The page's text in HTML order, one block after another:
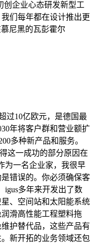
创企业心态研发新型工
们每年都在设计推出更
尼黑的瓦彭霍尔
过10亿欧元，是德国最
年将客户群和营业额扩
多种新产品和服务。
这一成功的部分原因在
为一名企业家，我很早
错误的。你必须确保客
igus多年来开发出了数
、空间站和太阳能系统
滑高性能工程塑料拖
护替代品，这些产品有
新开拓的业务领域还包